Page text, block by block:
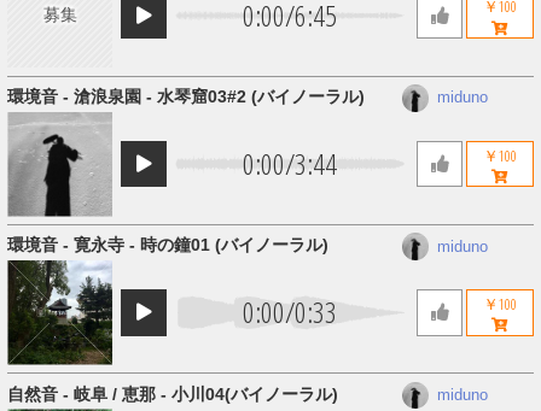
募集 0:00/6:45 ￥100
0:00/3:44
環境音 - 滄浪泉園 - 水琴窟03#2 (バイノーラル) miduno
￥100
0:00/0:33
環境音 - 寛永寺 - 時の鐘01 (バイノーラル) miduno
￥100
自然音 - 岐阜 / 恵那 - 小川04​(​バイノーラル) miduno